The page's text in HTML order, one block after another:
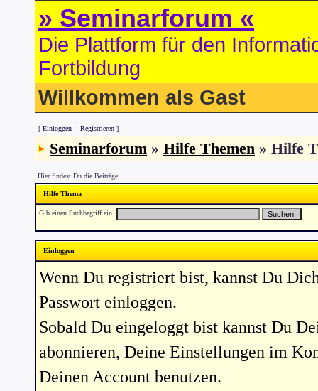
» Seminarforum «
Die Plattform für den
Fortbildung
Willkommen als Gast
[ Einloggen :: Registrieren ]
Seminarforum » Hilfe Themen » Hilfe
Hier findest Du die Beiträge
Hilfe Thema
Gib einen Suchbegriff ein
Einloggen
Wenn Du registriert bist, kannst Du
Passwort einloggen.
Sobald Du eingeloggt bist kannst Du
abonnieren, Deine Einstellungen im
Deinen Account benutzen.